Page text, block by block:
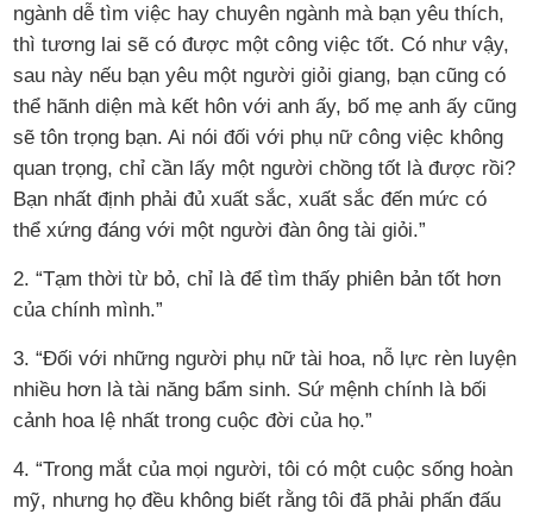
ngành dễ tìm việc hay chuyên ngành mà bạn yêu thích,
thì tương lai sẽ có được một công việc tốt. Có như vậy,
sau này nếu bạn yêu một người giỏi giang, bạn cũng có
thể hãnh diện mà kết hôn với anh ấy, bố mẹ anh ấy cũng
sẽ tôn trọng bạn. Ai nói đối với phụ nữ công việc không
quan trọng, chỉ cần lấy một người chồng tốt là được rồi?
Bạn nhất định phải đủ xuất sắc, xuất sắc đến mức có
thể xứng đáng với một người đàn ông tài giỏi.”
2. “Tạm thời từ bỏ, chỉ là để tìm thấy phiên bản tốt hơn
của chính mình.”
3. “Đối với những người phụ nữ tài hoa, nỗ lực rèn luyện
nhiều hơn là tài năng bẩm sinh. Sứ mệnh chính là bối
cảnh hoa lệ nhất trong cuộc đời của họ.”
4. “Trong mắt của mọi người, tôi có một cuộc sống hoàn
mỹ, nhưng họ đều không biết rằng tôi đã phải phấn đấu